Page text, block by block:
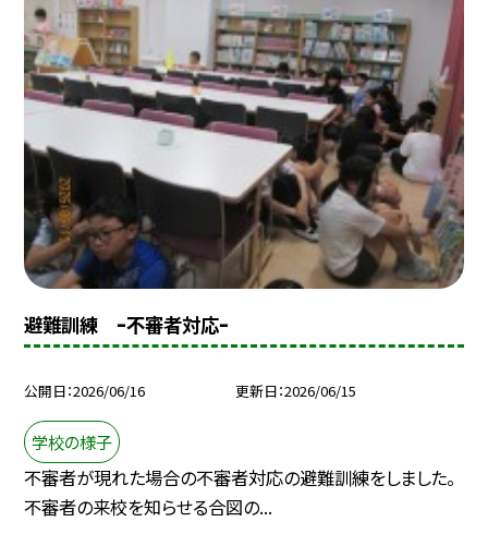
避難訓練 ｰ不審者対応ｰ
公開日 2026/06/16 更新日 2026/06/15
学校の様子
不審者が現れた場合の不審者対応の避難訓練をしました。
不審者の来校を知らせる合図の...